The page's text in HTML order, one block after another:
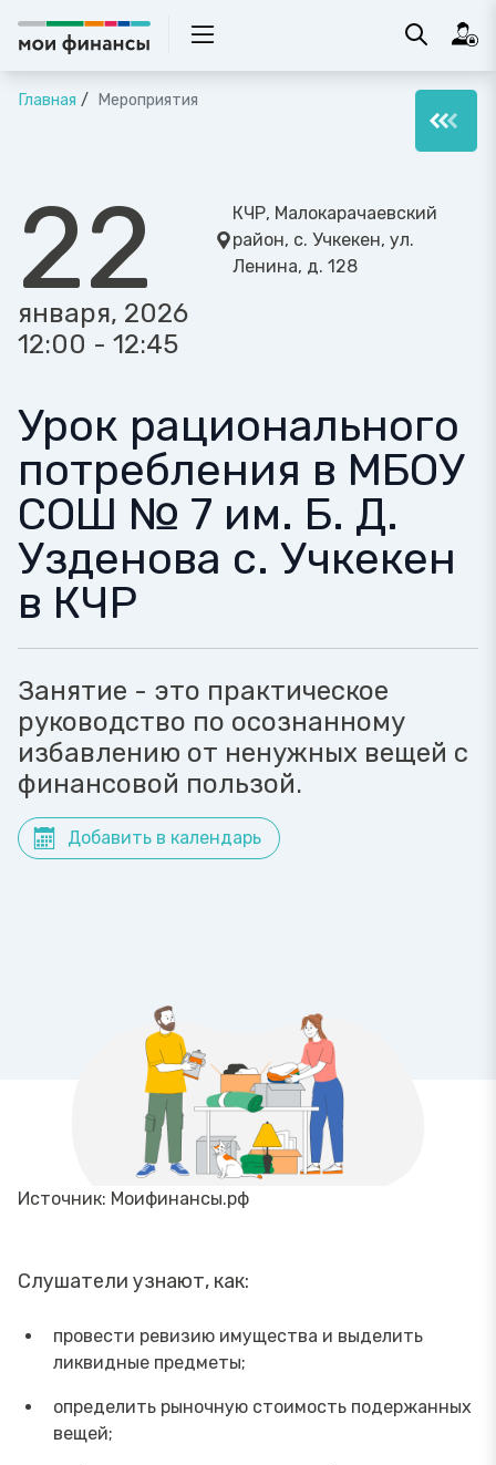
Главная Мероприятия
22
января, 2026
12:00 - 12:45
КЧР, Малокарачаевский
район, с. Учкекен, ул.
Ленина, д. 128
Урок рационального
потребления в МБОУ
СОШ № 7 им. Б. Д.
Узденова с. Учкекен
в КЧР
Занятие - это практическое
руководство по осознанному
избавлению от ненужных вещей с
финансовой пользой.
Добавить в календарь
Источник: Моифинансы.рф
Слушатели узнают, как:
провести ревизию имущества и выделить
ликвидные предметы;
определить рыночную стоимость подержанных
вещей;